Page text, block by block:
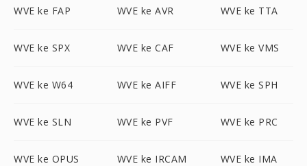
WVE ke FAP WVE ke AVR WVE ke TTA
WVE ke SPX WVE ke CAF WVE ke VMS
WVE ke W64 WVE ke AIFF WVE ke SPH
WVE ke SLN WVE ke PVF WVE ke PRC
WVE ke OPUS WVE ke IRCAM WVE ke IMA